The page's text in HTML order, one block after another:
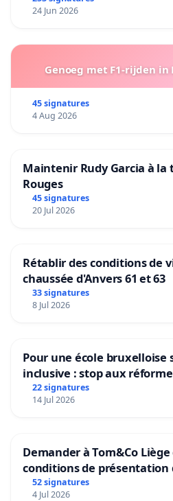
24 Jun 2026
Genoeg met F1-rijden in
45 signatures
4 Aug 2026
Maintenir Rudy Garcia à la
Rouges
45 signatures
20 Jul 2026
Rétablir des conditions de
chaussée d'Anvers 61 et 63
33 signatures
8 Jul 2026
Pour une école
inclusive : stop aux
primaire
22 signatures
14 Jul 2026
Demander à Tom&Co
conditions de présentation
mettre fin à la vente
52 signatures
4 Jul 2026